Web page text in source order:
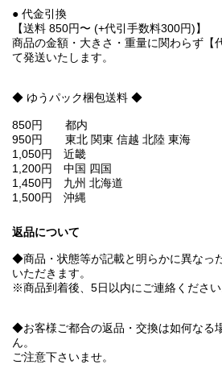
● 代金引換
【送料 850円〜 (+代引手数料300円)】
商品の金額・大きさ・重量に関わらず【
て発送いたします。
◆ ゆうパック梱包送料 ◆
850円 都内
950円 東北 関東 信越 北陸 東海
1,050円 近畿
1,200円 中国 四国
1,450円 九州 北海道
1,500円 沖縄
返品について
◆商品・状態等が記載と明らかに異なっ
いただきます。
※商品到着後、5日以内にご連絡ください
◆お客様ご都合の返品・交換は如何なる
ん。
ご注意下さいませ。